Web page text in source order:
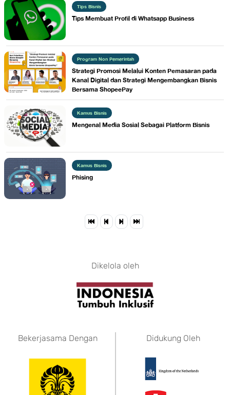
Tips Bisnis
​Tips Membuat Profil di Whatsapp Business
Program Non Pemerintah
Strategi Promosi Melalui Konten Pemasaran pada
Kanal Digital dan Strategi Mengembangkan Bisnis
Bersama ShopeePay
Kamus Bisnis
Mengenal Media Sosial Sebagai Platform Bisnis
Kamus Bisnis
Phising
Dikelola oleh
Bekerjasama Dengan Didukung Oleh